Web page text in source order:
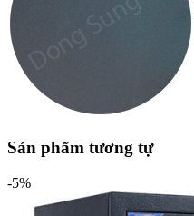
Sản phẩm tương tự
-5%